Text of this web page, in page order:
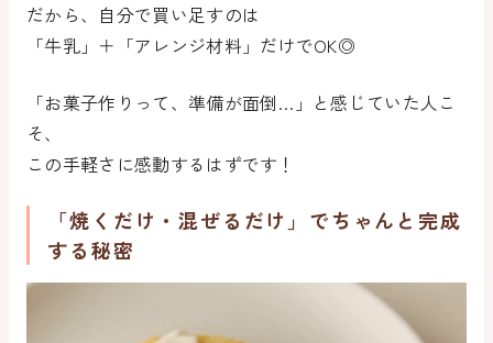
だから、自分で買い足すのは
「牛乳」＋「アレンジ材料」だけでOK◎
「お菓子作りって、準備が面倒…」と感じていた人こ
そ、
この手軽さに感動するはずです！
「焼くだけ・混ぜるだけ」でちゃんと完成
する秘密